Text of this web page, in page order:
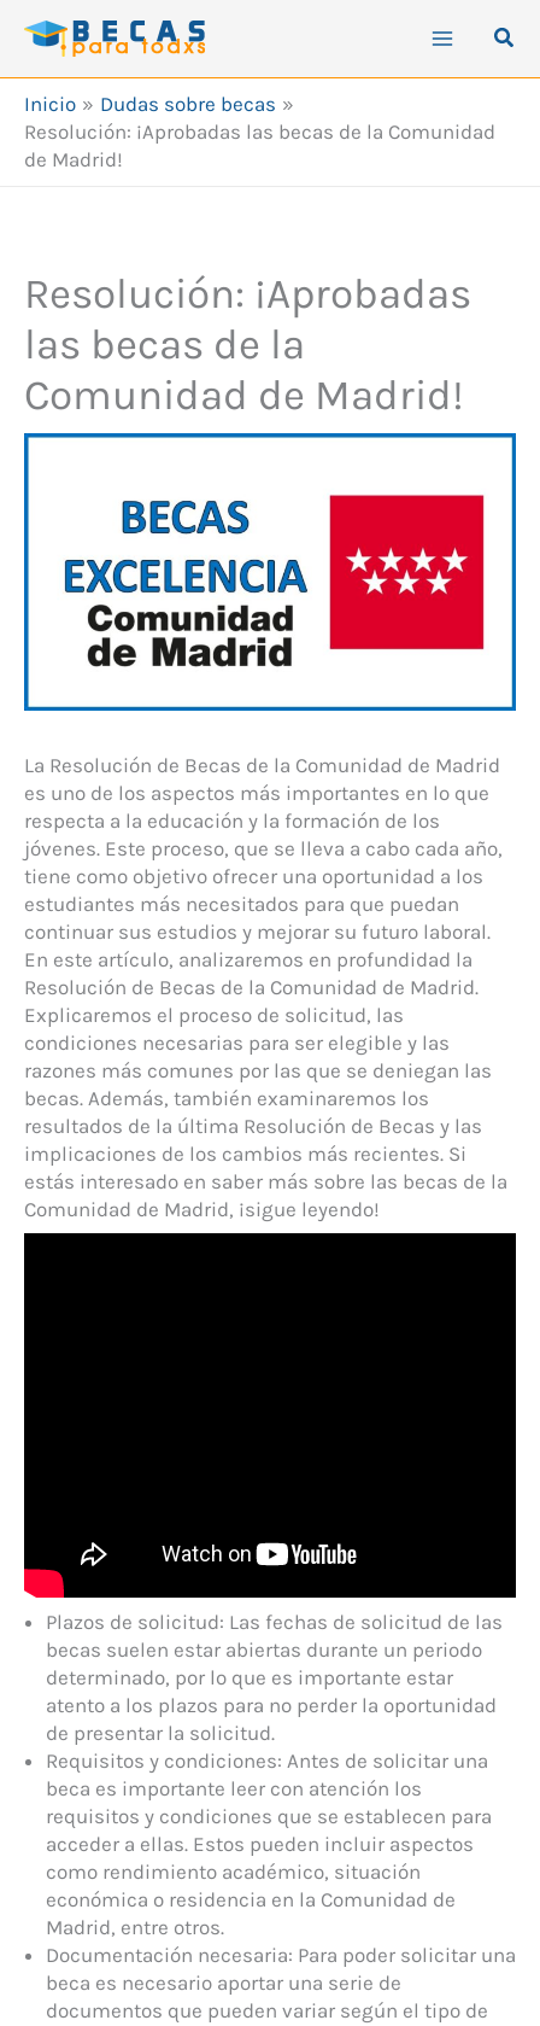
Inicio
Dudas sobre becas
Resolución: ¡Aprobadas las becas de la Comunidad
de Madrid!
Resolución: ¡Aprobadas
las becas de la
Comunidad de Madrid!
La Resolución de Becas de la Comunidad de Madrid
es uno de los aspectos más importantes en lo que
respecta a la educación y la formación de los
jóvenes. Este proceso, que se lleva a cabo cada año,
tiene como objetivo ofrecer una oportunidad a los
estudiantes más necesitados para que puedan
continuar sus estudios y mejorar su futuro laboral.
En este artículo, analizaremos en profundidad la
Resolución de Becas de la Comunidad de Madrid.
Explicaremos el proceso de solicitud, las
condiciones necesarias para ser elegible y las
razones más comunes por las que se deniegan las
becas. Además, también examinaremos los
resultados de la última Resolución de Becas y las
implicaciones de los cambios más recientes. Si
estás interesado en saber más sobre las becas de la
Comunidad de Madrid, ¡sigue leyendo!
Plazos de solicitud: Las fechas de solicitud de las
becas suelen estar abiertas durante un periodo
determinado, por lo que es importante estar
atento a los plazos para no perder la oportunidad
de presentar la solicitud.
Requisitos y condiciones: Antes de solicitar una
beca es importante leer con atención los
requisitos y condiciones que se establecen para
acceder a ellas. Estos pueden incluir aspectos
como rendimiento académico, situación
económica o residencia en la Comunidad de
Madrid, entre otros.
Documentación necesaria: Para poder solicitar una
beca es necesario aportar una serie de
documentos que pueden variar según el tipo de